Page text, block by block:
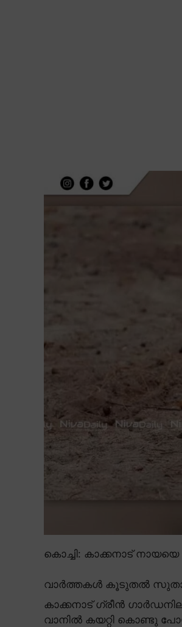
കൊച്ചി: കാക്കനാട്
വാർത്തകൾ കൂടുതൽ
കാക്കനാട് ഗ്രീൻ
വാനിൽ കയറ്റി കൊണ്ടു